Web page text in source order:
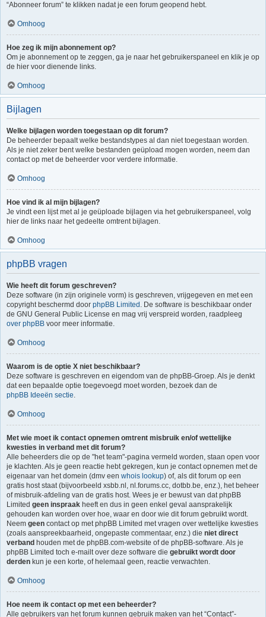
“Abonneer forum” te klikken nadat je een forum geopend hebt.
Omhoog
Hoe zeg ik mijn abonnement op?
Om je abonnement op te zeggen, ga je naar het gebruikerspaneel en klik je op
de hier voor dienende links.
Omhoog
Bijlagen
Welke bijlagen worden toegestaan op dit forum?
De beheerder bepaalt welke bestandstypes al dan niet toegestaan worden.
Als je niet zeker bent welke bestanden geüpload mogen worden, neem dan
contact op met de beheerder voor verdere informatie.
Omhoog
Hoe vind ik al mijn bijlagen?
Je vindt een lijst met al je geüploade bijlagen via het gebruikerspaneel, volg
hier de links naar het gedeelte omtrent bijlagen.
Omhoog
phpBB vragen
Wie heeft dit forum geschreven?
Deze software (in zijn originele vorm) is geschreven, vrijgegeven en met een
copyright beschermd door phpBB Limited . De software is beschikbaar onder
de GNU General Public License en mag vrij verspreid worden, raadpleeg
over phpBB voor meer informatie.
Omhoog
Waarom is de optie X niet beschikbaar?
Deze software is geschreven en eigendom van de phpBB-Groep. Als je denkt
dat een bepaalde optie toegevoegd moet worden, bezoek dan de
phpBB Ideeën sectie.
Omhoog
Met wie moet ik contact opnemen omtrent misbruik en/of wettelijke
kwesties in verband met dit forum?
Alle beheerders die op de "het team"-pagina vermeld worden, staan open voor
je klachten. Als je geen reactie hebt gekregen, kun je contact opnemen met de
eigenaar van het domein (dmv een whois lookup) of, als dit forum op een
gratis host staat (bijvoorbeeld xsbb.nl, nl.forums.cc, dotbb.be, enz.), het beheer
of misbruik-afdeling van de gratis host. Wees je er bewust van dat phpBB
Limited geen inspraak heeft en dus in geen enkel geval aansprakelijk
gehouden kan worden over hoe, waar en door wie dit forum gebruikt wordt.
Neem geen contact op met phpBB Limited met vragen over wettelijke kwesties
(zoals aanspreekbaarheid, ongepaste commentaar, enz.) die niet direct
verband houden met de phpBB.com-website of de phpBB-software. Als je
phpBB Limited toch e-mailt over deze software die gebruikt wordt door
derden kun je een korte, of helemaal geen, reactie verwachten.
Omhoog
Hoe neem ik contact op met een beheerder?
Alle gebruikers van het forum kunnen gebruik maken van het “Contact”-